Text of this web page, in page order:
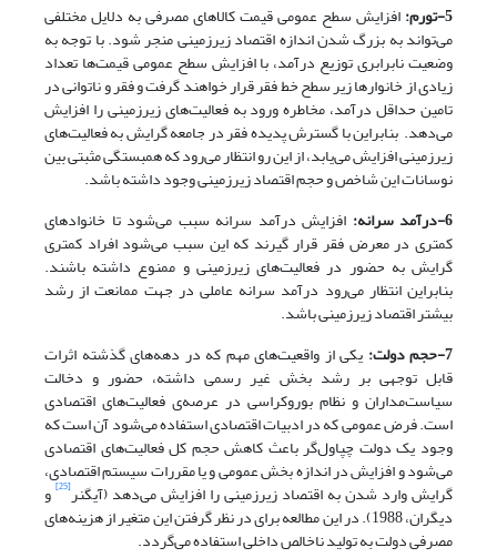
5-تورم:
افزایش سطح عمومی قیمت کالاهای مصرفی به دلایل مختلفی
می‌تواند به بزرگ شدن اندازه اقتصاد زیرزمینی منجر شود. با توجه به
وضعیت نابرابری توزیع درآمد، با افزایش سطح عمومی قیمت‌ها تعداد
زیادی از خانوارها زیر سطح خط فقر قرار خواهند گرفت و فقر و ناتوانی در
تامین حداقل درآمد، مخاطره ورود به فعالیت‌های زیرزمینی را افزایش
می‌دهد. بنابراین با گسترش پدیده فقر در جامعه گرایش به فعالیت‌های
زیرزمینی افزایش می‌یابد، از این رو انتظار می‌رود که همبستگی مثبتی بین
نوسانات این شاخص و حجم اقتصاد زیرزمینی وجود داشته باشد.
6-درآمد سرانه:
افزایش درآمد سرانه سبب می‌شود تا خانوادهای
کمتری در معرض فقر قرار گیرند که این سبب می‌شود افراد کمتری
گرایش به حضور در فعالیت‌های زیرزمینی و ممنوع داشته باشند.
بنابراین انتظار می‌رود درآمد سرانه عاملی در جهت ممانعت از رشد
بیشتر اقتصاد زیرزمینی باشد.
7-حجم دولت:
یکی از واقعیت‌های مهم که در دهه‌های گذشته اثرات
قابل توجهی بر رشد بخش غیر رسمی داشته، حضور و دخالت
سیاست‌مداران و نظام بوروکراسی در عرصه‌ی فعالیت‌های اقتصادی
است. فرض عمومی که در ادبیات اقتصادی استفاده می‌شود آن است که
وجود یک دولت چپاول‌گر باعث کاهش حجم کل فعالیت‌های اقتصادی
می‌شود و افزایش در اندازه بخش عمومی و یا مقررات سیستم اقتصادی،
گرایش وارد شدن به اقتصاد زیرزمینی را افزایش می‌دهد (آیگنر[25] و
دیگران، 1988). در این مطالعه برای در نظر گرفتن این متغیر از هزینه‌های
مصرفی دولت به تولید ناخالص داخلی استفاده می‌گردد.